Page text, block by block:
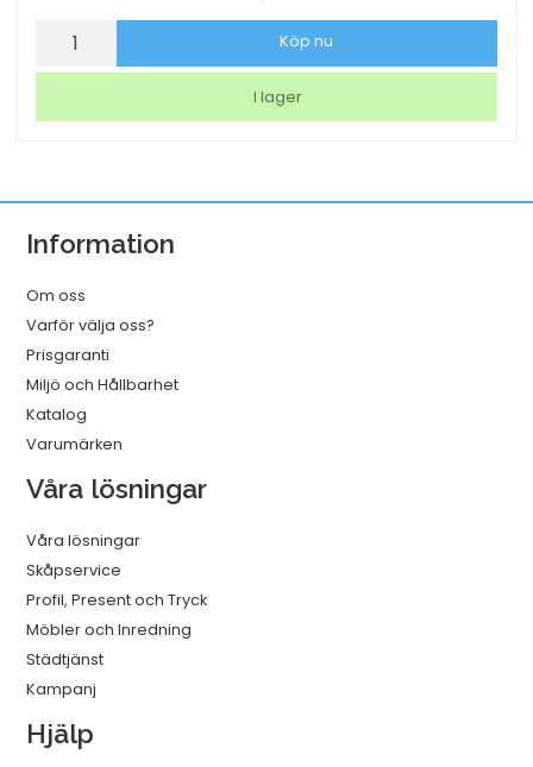
Bordslampa
Georgina
Köp nu
I lager
Information
Om oss
Varför välja oss?
Prisgaranti
Miljö och Hållbarhet
Katalog
Varumärken
Våra lösningar
Våra lösningar
Skåpservice
Profil, Present och Tryck
Möbler och Inredning
Städtjänst
Kampanj
Hjälp